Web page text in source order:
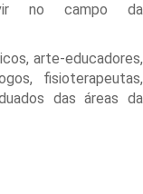
no campo da
arte-educadores,
fisioterapeutas,
das áreas da